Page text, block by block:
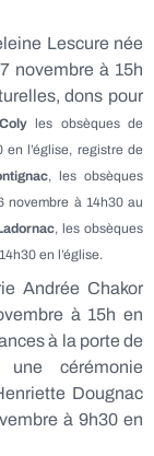
Lescure née
novembre à 15h
dons pour
Colyles obsèques de
l’église, registre de
, les obsèques
novembre à 14h30 au
, les obsèques
en l’église.
Andrée Chakor
à 15h en
à la porte de
une cérémonie
Dougnac
à 9h30 en